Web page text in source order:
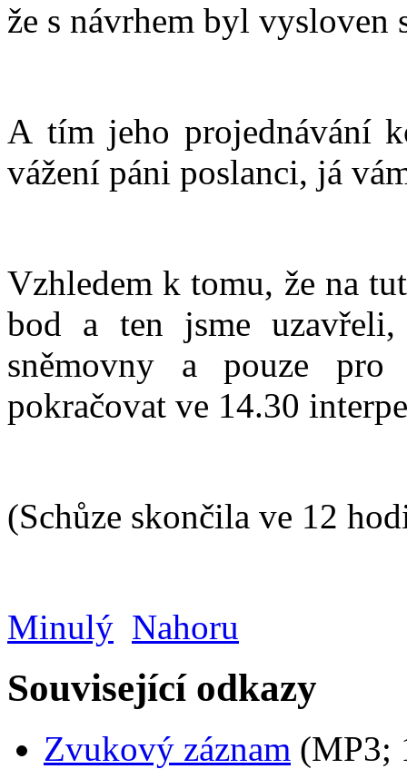
že s návrhem byl vysloven
A tím jeho projednávání
vážení páni poslanci, já
Vzhledem k tomu, že na
bod a ten jsme uzavřeli,
sněmovny a pouze pro
pokračovat ve 14.30
(Schůze skončila ve 12
Minulý Nahoru
Související odkazy
Zvukový záznam (MP3;